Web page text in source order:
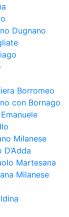
Dugnano
Borromeo
con Bornago
Milanese
Martesana
Milanese